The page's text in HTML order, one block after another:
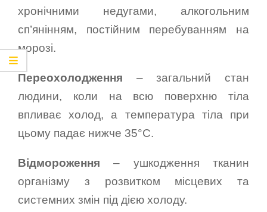
хронічними недугами, алкогольним
сп’янінням, постійним перебуванням на
морозі.
Переохолодження – загальний стан
людини, коли на всю поверхню тіла
впливає холод, а температура тіла при
цьому падає нижче 35°C.
Відмороження – ушкодження тканин
організму з розвитком місцевих та
системних змін під дією холоду.